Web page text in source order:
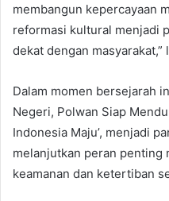
membangun kepercayaan
reformasi kultural menjadi
dekat dengan masyarakat,”
Dalam momen bersejarah
Negeri, Polwan Siap
Indonesia Maju’, menjadi
melanjutkan peran penting
keamanan dan ketertiban